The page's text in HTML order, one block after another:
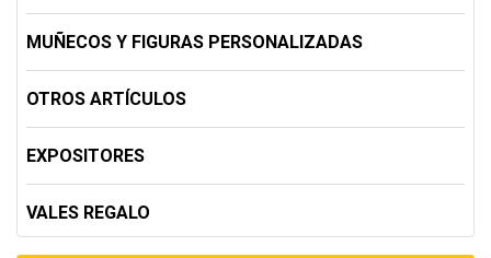
MUÑECOS Y FIGURAS PERSONALIZADAS
OTROS ARTÍCULOS
EXPOSITORES
VALES REGALO